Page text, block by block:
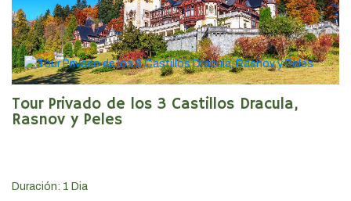
Tour Privado de los 3 Castillos Dracula,
Rasnov y Peles
Duración: 1 Dia